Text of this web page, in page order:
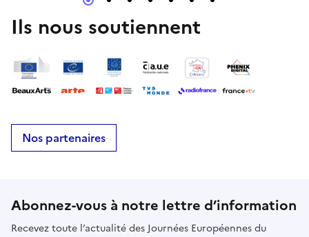
Ils nous soutiennent
Nos partenaires
Abonnez-vous à notre lettre d’information
Recevez toute l’actualité des Journées Européennes du